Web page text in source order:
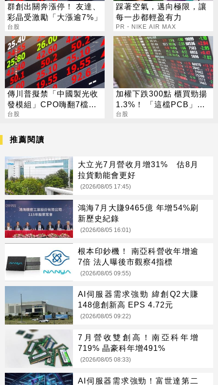
群創出關奔漲停！ 友達、
彩晶受激勵「大漲逾7%」
台股
踩著空氣，邁向極限，讓
每一步都輕盈有力
PR・NIKE AIR MAX
傳川普擬禁「中國製光收
發模組」CPO嗨翻7檔攻
漲停
台股
加權下跌300點 櫃買勁揚
1.3%！ 「這檔PCB」連3
天漲停
台股
推薦閱讀
大立光7月營收月增31% 估8月
拉貨動能會更好
(2026/08/05 17:45)
鴻海7月大賺9465億 年增54%刷
新歷史紀錄
(2026/08/05 16:01)
根本印鈔機！ 南亞科營收年增逾
7倍 法人曝後市觀察4指標
(2026/08/05 09:55)
AI伺服器需求強勁 緯創Q2大賺
148億創新高 EPS 4.72元
(2026/08/05 09:22)
7月營收雙創高！南亞科年增
719% 晶豪科年增491%
(2026/08/05 08:33)
AI伺服器需求強勁！富世達第二